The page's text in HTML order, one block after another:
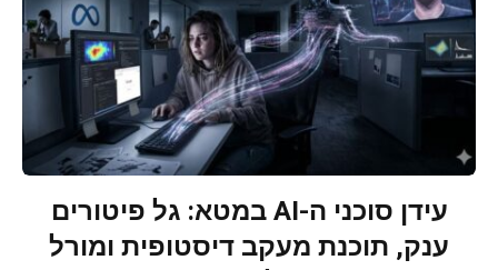
עידן סוכני ה-AI במטא: גל פיטורים
ענק, תוכנת מעקב דיסטופית ומורל